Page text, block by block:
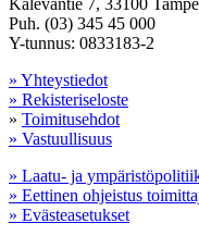
Puh. (03) 345 45 000
Y-tunnus: 0833183-2
» Yhteystiedot
» Rekisteriseloste
» Toimitusehdot
» Vastuullisuus
» Laatu- ja
» Eettinen ohjeistus
» Evästeasetukset